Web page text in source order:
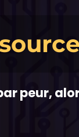
peur,